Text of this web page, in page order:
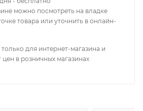
можно посмотреть на владке
товара или уточнить в онлайн-
для интернет-магазина и
цен в розничных магазинах